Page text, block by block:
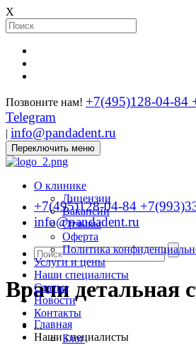
X
Позвоните нам! +7(495)128-04-84
Telegram
| info@pandadent.ru
Переключить меню
О клинике
Лицензии
Вакансии
Отзывы
Оферта
Политика
Услуги и цены
Наши специалисты
Статьи
Новости
Контакты
...
Блог
+7(495)128-04-84
info@pandadent.ru
Врачи детальная
Главная
Наши специалисты